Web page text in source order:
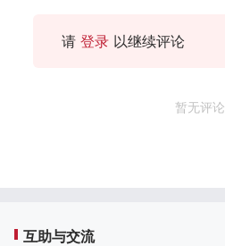
请 登录 以继续评论
暂无评论
互助与交流